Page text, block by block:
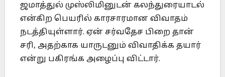
ஜமாத்துல் முஸ்லிமினுடன் கலந்துரையாடல்
என்கிற பெயரில் காரசாரமான விவாதம்
நடத்தியுள்ளார். ஏன் சர்வதேச பிறை தான்
சரி, அதற்காக யாருடனும் விவாதிக்க தயார்
என்று பகிரங்க அழைப்பு விட்டார்.